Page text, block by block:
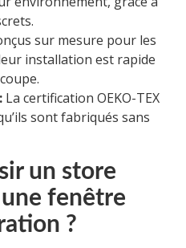
sur mesure pour les
installation est rapide
La certification OEKO-TEX
sont fabriqués sans
un store
fenêtre
?